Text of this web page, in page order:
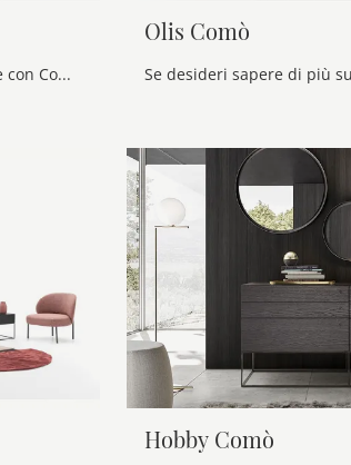
Vuoi ammobiliare la zona notte con Comodini e mobili con cassetti di Alf Da Frè? Eccoti il modello Ray Comò in melaminico per spazi moderni.
Olis Comò
Hobby Comò